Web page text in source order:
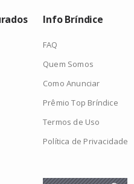
Info Bríndice
FAQ
Quem Somos
Como Anunciar
Prêmio Top Bríndice
Termos de Uso
Política de Privacidade